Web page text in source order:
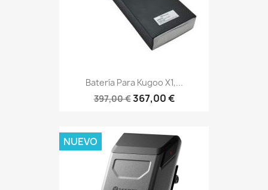
Batería Para Kugoo X1,...
397,00 €367,00 €
NUEVO